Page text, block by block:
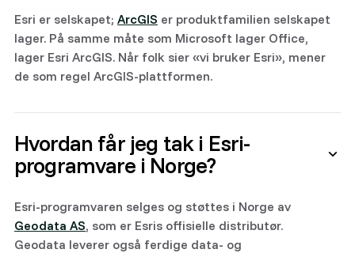
Esri er selskapet; ArcGIS er produktfamilien selskapet
lager. På samme måte som Microsoft lager Office,
lager Esri ArcGIS. Når folk sier «vi bruker Esri», mener
de som regel ArcGIS-plattformen.
Hvordan får jeg tak i Esri-
programvare i Norge?
Esri-programvaren selges og støttes i Norge av
Geodata AS, som er Esris offisielle distributør.
Geodata leverer også ferdige data- og